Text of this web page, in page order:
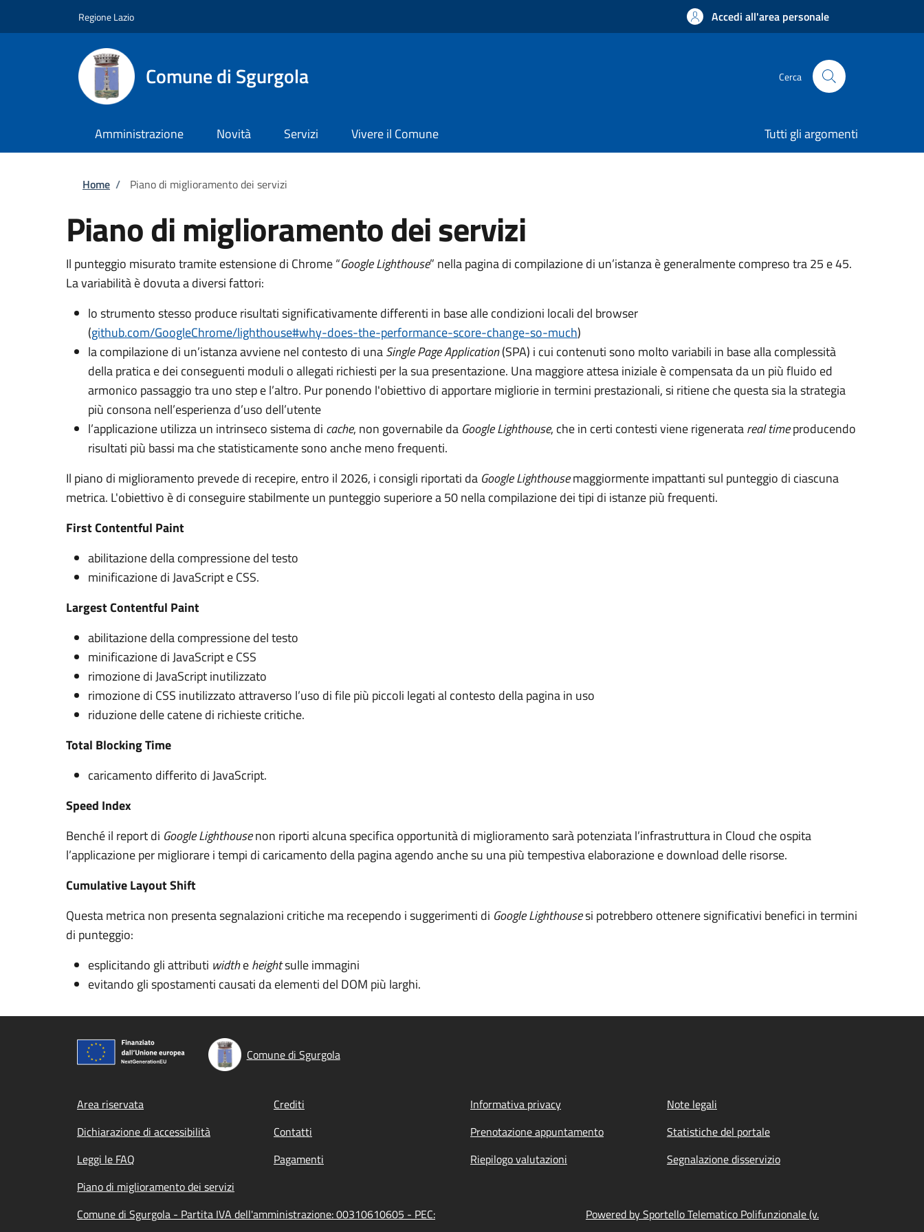
Regione Lazio Accedi all'area personale
Comune di Sgurgola Cerca
Amministrazione Novità Servizi Vivere il Comune Tutti gli argomenti
Briciole di pane
Home / Piano di miglioramento dei servizi
Piano di miglioramento dei servizi
Il punteggio misurato tramite estensione di Chrome “Google Lighthouse” nella pagina di compilazione di un’istanza è generalmente compreso tra 25 e 45.
La variabilità è dovuta a diversi fattori:
lo strumento stesso produce risultati significativamente differenti in base alle condizioni locali del browser
(github.com/GoogleChrome/lighthouse#why-does-the-performance-score-change-so-much)
la compilazione di un’istanza avviene nel contesto di unaSingle Page Application(SPA) i cui contenuti sono molto variabili in base alla complessità
della pratica e dei conseguenti moduli o allegati richiesti per la sua presentazione. Una maggiore attesa iniziale è compensata da un più fluido ed
armonico passaggio tra uno step e l’altro. Pur ponendo l'obiettivo di apportare migliorie in termini prestazionali, si ritiene che questa sia la strategia
più consona nell’esperienza d’uso dell’utente
l’applicazione utilizza un intrinseco sistema di cache, non governabile da Google Lighthouse, che in certi contesti viene rigeneratareal timeproducendo
risultati più bassi ma che statisticamente sono anche meno frequenti.
Il piano di miglioramento prevede di recepire, entro il 2026, i consigli riportati da Google Lighthousemaggiormente impattanti sul punteggio di ciascuna
metrica. L'obiettivo è di conseguire stabilmente un punteggio superiore a 50 nella compilazione dei tipi di istanze più frequenti.
First Contentful Paint
abilitazione della compressione del testo
minificazione di JavaScript e CSS.
Largest Contentful Paint
abilitazione della compressione del testo
minificazione di JavaScript e CSS
rimozione di JavaScript inutilizzato
rimozione di CSS inutilizzato attraverso l’uso di file più piccoli legati al contesto della pagina in uso
riduzione delle catene di richieste critiche.
Total Blocking Time
caricamento differito di JavaScript.
Speed Index
Benché il report di Google Lighthousenon riporti alcuna specifica opportunità di miglioramento sarà potenziata l’infrastruttura in Cloud che ospita
l’applicazione per migliorare i tempi di caricamento della pagina agendo anche su una più tempestiva elaborazione e download delle risorse.
Cumulative Layout Shift
Questa metrica non presenta segnalazioni critiche ma recependo i suggerimenti di Google Lighthousesi potrebbero ottenere significativi benefici in termini
di punteggio:
esplicitando gli attributi widtheheightsulle immagini
evitando gli spostamenti causati da elementi del DOM più larghi.
Comune di Sgurgola
Footer menu
Area riservata Crediti Informativa privacy
Note legali
Dichiarazione di accessibilità
Contatti Prenotazione appuntamento
Statistiche del portale
Leggi le FAQ
Pagamenti Riepilogo valutazioni
Segnalazione disservizio
Piano di miglioramento dei servizi
Comune di Sgurgola - Partita IVA dell'amministrazione: 00310610605 - PEC:
Powered by Sportello Telematico Polifunzionale (v.